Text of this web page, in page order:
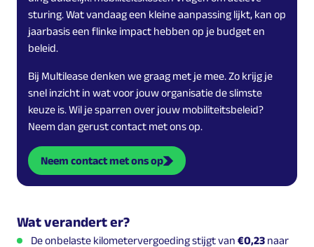
sturing. Wat vandaag een kleine aanpassing lijkt, kan op
jaarbasis een flinke impact hebben op je budget en
beleid.
Bij Multilease denken we graag met je mee. Zo krijg je
snel inzicht in wat voor jouw organisatie de slimste
keuze is. Wil je sparren over jouw mobiliteitsbeleid?
Neem dan gerust contact met ons op.
Neem contact met ons op
Wat verandert er?
De onbelaste kilometervergoeding stijgt van €0,23 naar